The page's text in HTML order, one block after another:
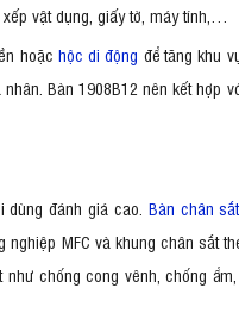
vật dụng, giấy tờ, máy tính,…
hoặc hộc di động để tăng khu
Bàn 1908B12 nên kết hợp
đánh giá cao. Bàn chân sắt
MFC và khung chân sắt
chống cong vênh, chống